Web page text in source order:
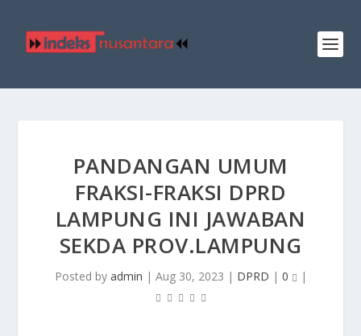
PANDANGAN UMUM
FRAKSI-FRAKSI DPRD
LAMPUNG INI JAWABAN
SEKDA PROV.LAMPUNG
Posted by admin | Aug 30, 2023 | DPRD | 0 |